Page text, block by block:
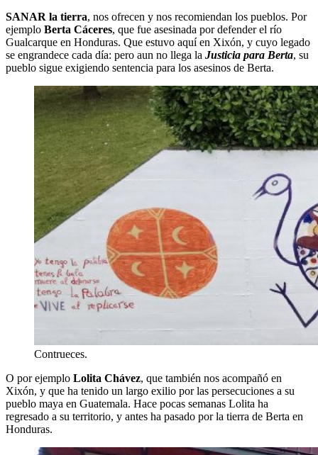
SANAR la tierra, nos ofrecen y nos recomiendan los pueblos. Por
ejemplo Berta Cáceres, que fue asesinada por defender el río
Gualcarque en Honduras. Que estuvo aquí en Xixón, y cuyo legado
se engrandece cada día: pero aun no llega la Justicia para Berta, su
pueblo sigue exigiendo sentencia para los asesinos de Berta.
Contrueces.
O por ejemplo Lolita Chávez, que también nos acompañó en
Xixón, y que ha tenido un largo exilio por las persecuciones a su
pueblo maya en Guatemala. Hace pocas semanas Lolita ha
regresado a su territorio, y antes ha pasado por la tierra de Berta en
Honduras.